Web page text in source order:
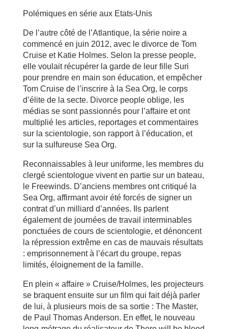
Polémiques en série aux Etats-Unis
De l’autre côté de l’Atlantique, la série noire a
commencé en juin 2012, avec le divorce de Tom
Cruise et Katie Holmes. Selon la presse people,
elle voulait récupérer la garde de leur fille Suri
pour prendre en main son éducation, et empêcher
Tom Cruise de l’inscrire à la Sea Org, le corps
d’élite de la secte. Divorce people oblige, les
médias se sont passionnés pour l’affaire et ont
multiplié les articles, reportages et commentaires
sur la scientologie, son rapport à l’éducation, et
sur la sulfureuse Sea Org.
Reconnaissables à leur uniforme, les membres du
clergé scientologue vivent en partie sur un bateau,
le Freewinds. D’anciens membres ont critiqué la
Sea Org, affirmant avoir été forcés de signer un
contrat d’un milliard d’années. Ils parlent
également de journées de travail interminables
ponctuées de cours de scientologie, et dénoncent
la répression extrême en cas de mauvais résultats
: emprisonnement à l’écart du groupe, repas
limités, éloignement de la famille.
En plein « affaire » Cruise/Holmes, les projecteurs
se braquent ensuite sur un film qui fait déjà parler
de lui, à plusieurs mois de sa sortie : The Master,
de Paul Thomas Anderson. En effet, le nouveau